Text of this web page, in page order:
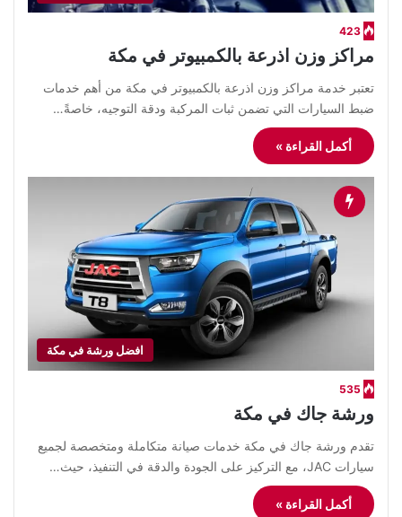
423
مراكز وزن اذرعة بالكمبيوتر في مكة
تعتبر خدمة مراكز وزن اذرعة بالكمبيوتر في مكة من أهم خدمات
ضبط السيارات التي تضمن ثبات المركبة ودقة التوجيه، خاصةً…
أكمل القراءة »
افضل ورشة في مكة
535
ورشة جاك في مكة
تقدم ورشة جاك في مكة خدمات صيانة متكاملة ومتخصصة لجميع
سيارات JAC، مع التركيز على الجودة والدقة في التنفيذ، حيث…
أكمل القراءة »